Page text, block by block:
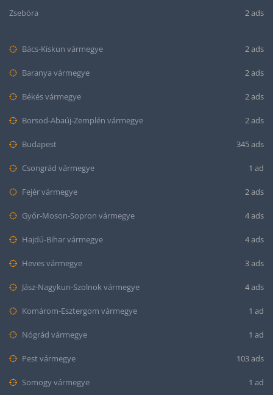
Zsebóra 2 ads
Bács-Kiskun vármegye 2 ads
Baranya vármegye 2 ads
Békés vármegye 2 ads
Borsod-Abaúj-Zemplén vármegye 2 ads
Budapest 345 ads
Csongrád vármegye 1 ad
Fejér vármegye 2 ads
Győr-Moson-Sopron vármegye 4 ads
Hajdú-Bihar vármegye 4 ads
Heves vármegye 3 ads
Jász-Nagykun-Szolnok vármegye 4 ads
Komárom-Esztergom vármegye 1 ad
Nógrád vármegye 1 ad
Pest vármegye 103 ads
Somogy vármegye 1 ad